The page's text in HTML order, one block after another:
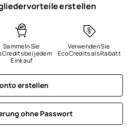
erstellen
Sammeln Sie
bei jedem
Einkauf
Verwenden Sie
EcoCredits als Rabatt
erstellen
ohne Passwort